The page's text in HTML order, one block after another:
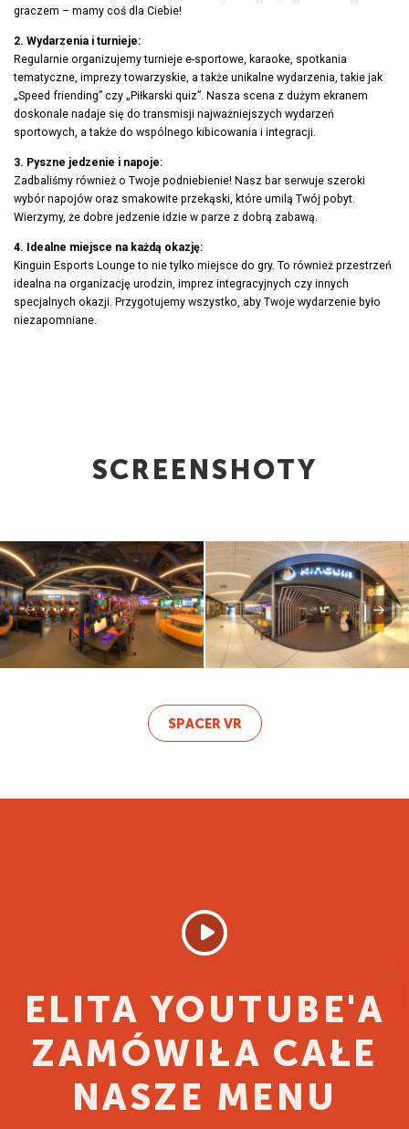
graczem – mamy coś dla Ciebie!
2. Wydarzenia i turnieje:
Regularnie organizujemy turnieje e-sportowe, karaoke, spotkania
tematyczne, imprezy towarzyskie, a także unikalne wydarzenia, takie jak
„Speed friending” czy „Piłkarski quiz”. Nasza scena z dużym ekranem
doskonale nadaje się do transmisji najważniejszych wydarzeń
sportowych, a także do wspólnego kibicowania i integracji.
3. Pyszne jedzenie i napoje:
Zadbaliśmy również o Twoje podniebienie! Nasz bar serwuje szeroki
wybór napojów oraz smakowite przekąski, które umilą Twój pobyt.
Wierzymy, że dobre jedzenie idzie w parze z dobrą zabawą.
4. Idealne miejsce na każdą okazję:
Kinguin Esports Lounge to nie tylko miejsce do gry. To również przestrzeń
idealna na organizację urodzin, imprez integracyjnych czy innych
specjalnych okazji. Przygotujemy wszystko, aby Twoje wydarzenie było
niezapomniane.
SCREENSHOTY
SPACER VR
ELITA YOUTUBE'A
ZAMÓWIŁA CAŁE
NASZE MENU